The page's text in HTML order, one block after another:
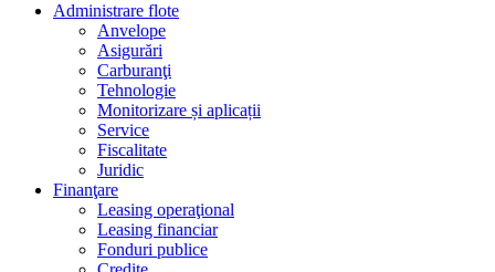
Administrare flote
Anvelope
Asigurări
Carburanţi
Tehnologie
Monitorizare și aplicații
Service
Fiscalitate
Juridic
Finanţare
Leasing operaţional
Leasing financiar
Fonduri publice